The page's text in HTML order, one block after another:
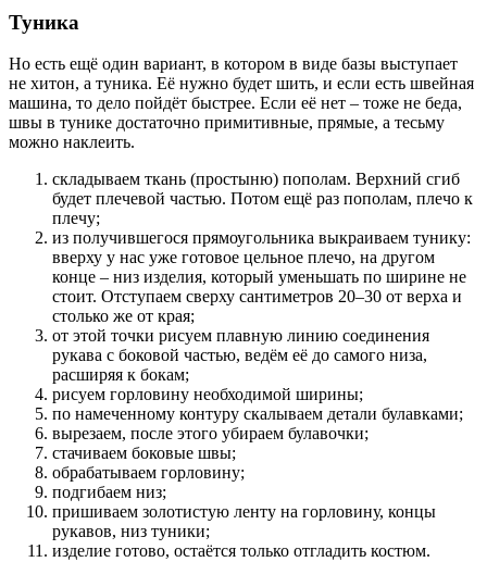
Туника
Но есть ещё один вариант, в котором в виде базы выступает
не хитон, а туника. Её нужно будет шить, и если есть швейная
машина, то дело пойдёт быстрее. Если её нет – тоже не беда,
швы в тунике достаточно примитивные, прямые, а тесьму
можно наклеить.
складываем ткань (простыню) пополам. Верхний сгиб
будет плечевой частью. Потом ещё раз пополам, плечо к
плечу;
из получившегося прямоугольника выкраиваем тунику:
вверху у нас уже готовое цельное плечо, на другом
конце – низ изделия, который уменьшать по ширине не
стоит. Отступаем сверху сантиметров 20–30 от верха и
столько же от края;
от этой точки рисуем плавную линию соединения
рукава с боковой частью, ведём её до самого низа,
расширяя к бокам;
рисуем горловину необходимой ширины;
по намеченному контуру скалываем детали булавками;
вырезаем, после этого убираем булавочки;
стачиваем боковые швы;
обрабатываем горловину;
подгибаем низ;
пришиваем золотистую ленту на горловину, концы
рукавов, низ туники;
изделие готово, остаётся только отгладить костюм.